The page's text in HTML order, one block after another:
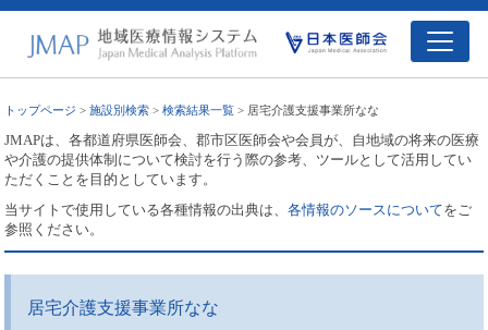
トップページ >施設別検索 >検索結果一覧 > 居宅介護支援事業所なな
JMAPは、各都道府県医師会、郡市区医師会や会員が、自地域の将来の医療
や介護の提供体制について検討を行う際の参考、ツールとして活用してい
ただくことを目的としています。
当サイトで使用している各種情報の出典は、各情報のソースについてをご
参照ください。
居宅介護支援事業所なな